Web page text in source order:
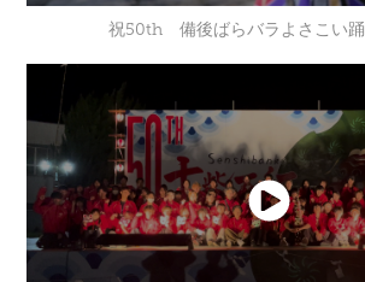
祝50th 備後ばらバラよさこい